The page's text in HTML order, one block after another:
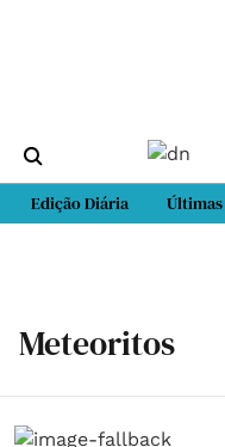
Edição Diária Últimas
Meteoritos